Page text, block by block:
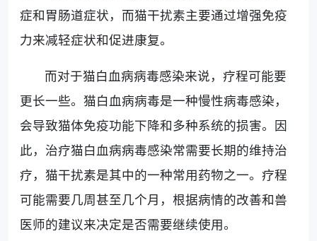
症和胃肠道症状，而猫干扰素主要通过增强免疫
力来减轻症状和促进康复。
而对于猫白血病病毒感染来说，疗程可能要
更长一些。猫白血病病毒是一种慢性病毒感染，
会导致猫体免疫功能下降和多种系统的损害。因
此，治疗猫白血病病毒感染常需要长期的维持治
疗，猫干扰素是其中的一种常用药物之一。疗程
可能需要几周甚至几个月，根据病情的改善和兽
医师的建议来决定是否需要继续使用。